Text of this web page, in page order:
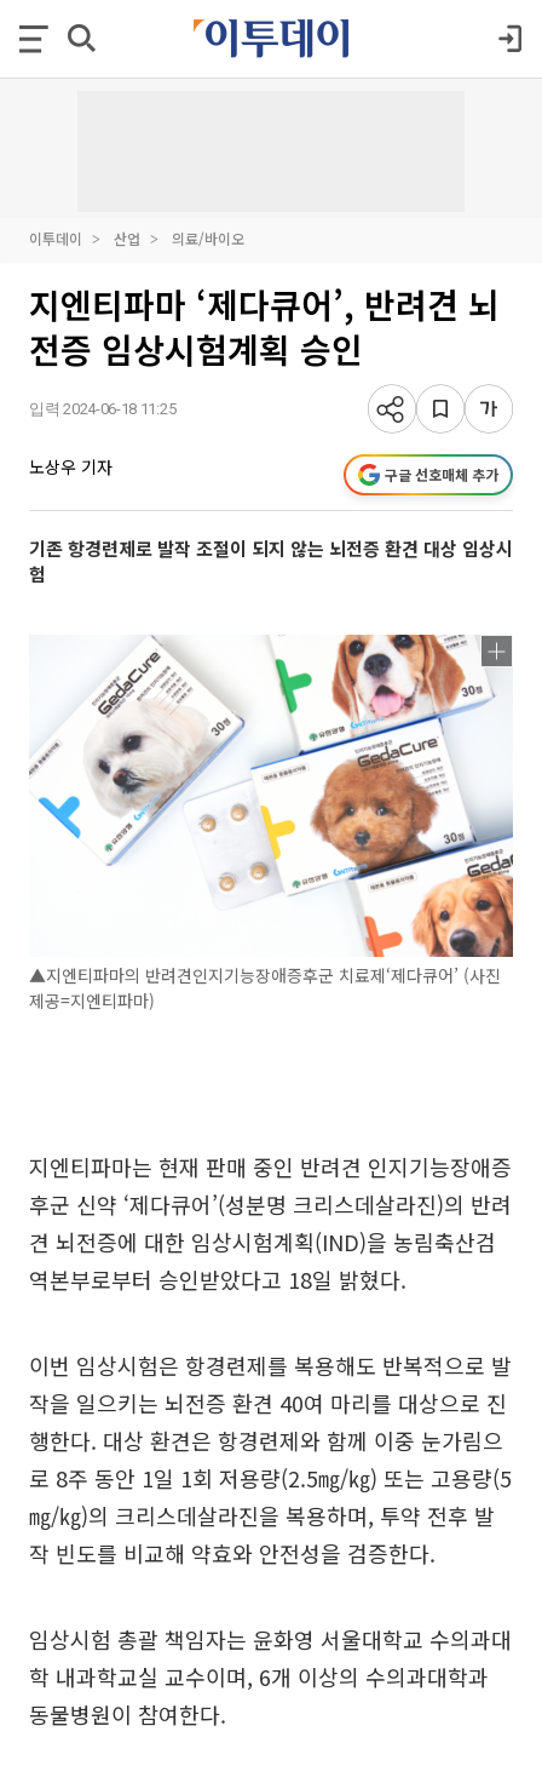
이투데이 산업 의료/바이오
지엔티파마 ‘제다큐어’, 반려견 뇌
전증 임상시험계획 승인
입력 2024-06-18 11:25
노상우 기자 구글 선호매체 추가
기존 항경련제로 발작 조절이 되지 않는 뇌전증 환견 대상 임상시
험
▲지엔티파마의 반려견인지기능장애증후군 치료제‘제다큐어’ (사진
제공=지엔티파마)
지엔티파마는 현재 판매 중인 반려견 인지기능장애증
후군 신약 ‘제다큐어’(성분명 크리스데살라진)의 반려
견 뇌전증에 대한 임상시험계획(IND)을 농림축산검
역본부로부터 승인받았다고 18일 밝혔다.
이번 임상시험은 항경련제를 복용해도 반복적으로 발
작을 일으키는 뇌전증 환견 40여 마리를 대상으로 진
행한다. 대상 환견은 항경련제와 함께 이중 눈가림으
로 8주 동안 1일 1회 저용량(2.5㎎/㎏) 또는 고용량(5
㎎/㎏)의 크리스데살라진을 복용하며, 투약 전후 발
작 빈도를 비교해 약효와 안전성을 검증한다.
임상시험 총괄 책임자는 윤화영 서울대학교 수의과대
학 내과학교실 교수이며, 6개 이상의 수의과대학과
동물병원이 참여한다.